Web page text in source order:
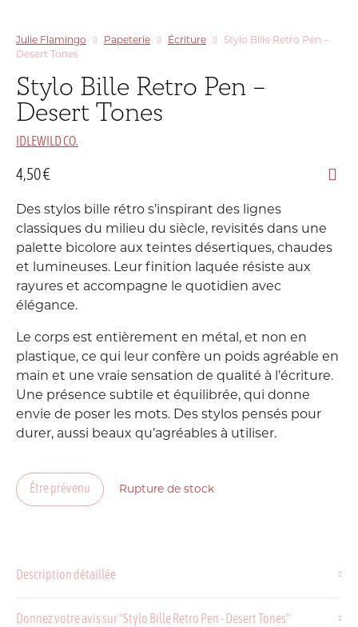
Julie Flamingo Papeterie Écriture
Stylo Bille Retro Pen –
Desert Tones
Stylo Bille Retro Pen –
Desert Tones
IDLEWILD CO.
4,50€
Des stylos bille rétro s’inspirant des lignes
classiques du milieu du siècle, revisités dans une
palette bicolore aux teintes désertiques, chaudes
et lumineuses. Leur finition laquée résiste aux
rayures et accompagne le quotidien avec
élégance.
Le corps est entièrement en métal, et non en
plastique, ce qui leur confère un poids agréable en
main et une vraie sensation de qualité à l’écriture.
Une présence subtile et équilibrée, qui donne
envie de poser les mots. Des stylos pensés pour
durer, aussi beaux qu’agréables à utiliser.
Être prévenu Rupture de stock
Description détaillée
Donnez votre avis sur "Stylo Bille Retro Pen - Desert Tones"